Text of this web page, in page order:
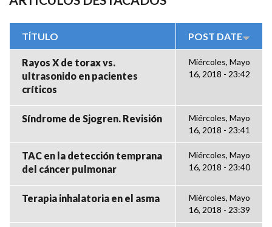
TÍTULO POST DATE
Rayos X de torax vs.
ultrasonido en pacientes
críticos
Miércoles, Mayo
16, 2018 - 23:42
Síndrome de Sjogren. Revisión
Miércoles, Mayo
16, 2018 - 23:41
TAC en la detección temprana
del cáncer pulmonar
Miércoles, Mayo
16, 2018 - 23:40
Terapia inhalatoria en el asma
Miércoles, Mayo
16, 2018 - 23:39